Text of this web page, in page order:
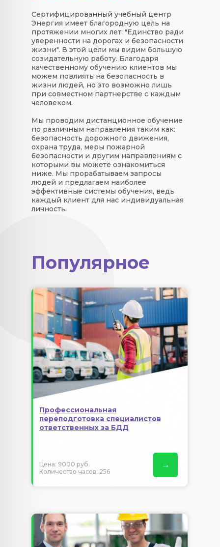
Сертифицированный учебный центр
Энергия имеет благородную цель на
протяжении многих лет: "Единство ради
уверенности на дорогах и безопасности
жизни". В этой цели мы видим большую
созидательную работу. Благодаря
качественному обучению клиентов мы
можем повлиять на безопасность в
жизни людей, но это возможно лишь
при совместном партнерстве с каждым
человеком.
Мы проводим дистанционное обучение
по различным направления таким как:
безопасность дорожного движения,
охрана труда, меры пожарной
безопасности и другим направлениям с
которыми вы можете ознакомиться
ниже. Мы прорабатываем запросы
людей и предлагаем наиболее
эффективные системы обучения, ведь
каждый клиент для нас индивидуальная
личность.
Популярное
Профессиональная
переподготовка специалистов
ответственных за БДД
Цена: 9000 руб.
Количество часов: 256
→